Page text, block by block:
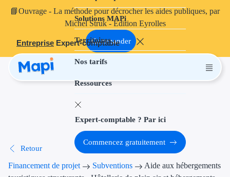
📘Ouvrage - La méthode pour décrocher les aides publiques, par
Michel Struk - Édition Eyrolles
Commander
Entreprise Expert-comptable
Solutions MAPi
Territoires
Nos tarifs
Ressources
Projets finançables
Aides à
Aides
Thématiques
Financement
Transition
Expert-comptable ? Par ici
Commencez gratuitement
Retour
Financement de projet Subventions
Aide aux hébergements